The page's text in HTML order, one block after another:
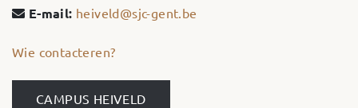
E-mail: heiveld@sjc-gent.be
Wie contacteren?
CAMPUS HEIVELD